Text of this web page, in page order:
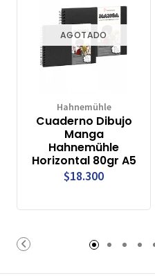
AGOTADO
Hahnemühle
Cuaderno Dibujo
Manga
Hahnemühle
Horizontal 80gr A5
$18.300